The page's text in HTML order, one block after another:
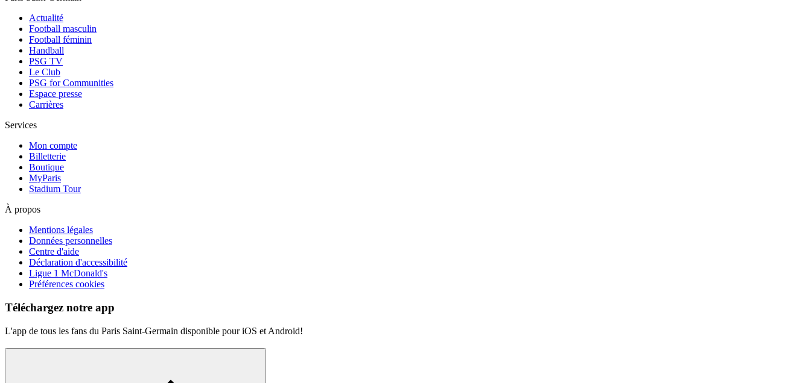
Actualité
Football masculin
Football féminin
Handball
PSG TV
Le Club
PSG for Communities
Espace presse
Carrières
Services
Mon compte
Billetterie
Boutique
MyParis
Stadium Tour
À propos
Mentions légales
Données personnelles
Centre d'aide
Déclaration d'accessibilité
Ligue 1 McDonald's
Préférences cookies
Téléchargez notre app
L'app de tous les fans du Paris Saint-Germain disponible pour iOS et Android!